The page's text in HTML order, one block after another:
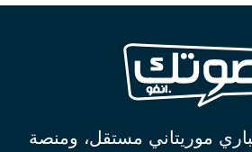
موريتاني مستقل، ومنصة